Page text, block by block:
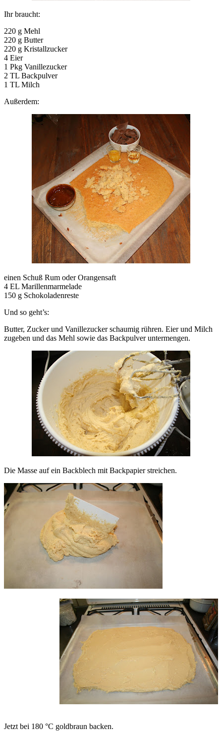
Ihr braucht:
220 g Mehl
220 g Butter
220 g Kristallzucker
4 Eier
1 Pkg Vanillezucker
2 TL Backpulver
1 TL Milch
Außerdem:
einen Schuß Rum oder Orangensaft
4 EL Marillenmarmelade
150 g Schokoladenreste
Und so geht’s:
Butter, Zucker und Vanillezucker schaumig rühren. Eier und Milch
zugeben und das Mehl sowie das Backpulver untermengen.
Die Masse auf ein Backblech mit Backpapier streichen.
Jetzt bei 180 °C goldbraun backen.